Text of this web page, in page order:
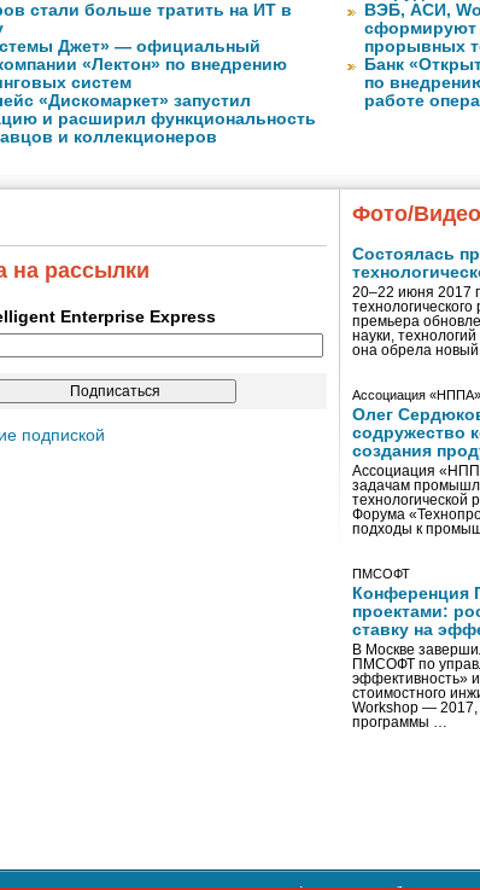
стали больше тратить на ИТ в
Джет» — официальный
«Лектон» по внедрению
систем
«Дискомаркет» запустил
и расширил функциональность
и коллекционеров
ВЭБ, АСИ,
сформируют
прорывных
Банк
по
работе
на рассылки
Enterprise Express
подпиской
Фото/
Состоялась
20–22 июня 2017
премьера
науки,
она обрела
Ассоциация «НППА»
Олег
содружество
создания
Ассоциация
задачам
технологической
Форума
подходы к
ПМСОФТ
проектами:
ставку на
В Москве
ПМСОФТ по
эффективность»
стоимостного
Workshop — 2017,
программы …